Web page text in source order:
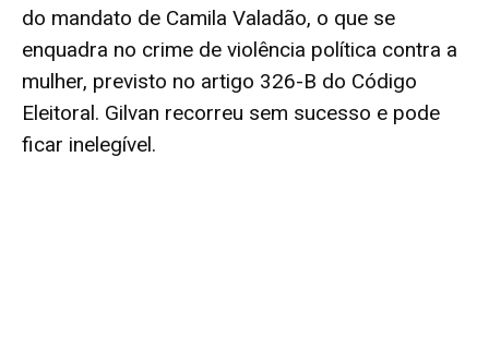
do mandato de Camila Valadão, o que se
enquadra no crime de violência política contra a
mulher, previsto no artigo 326-B do Código
Eleitoral. Gilvan recorreu sem sucesso e pode
ficar inelegível.